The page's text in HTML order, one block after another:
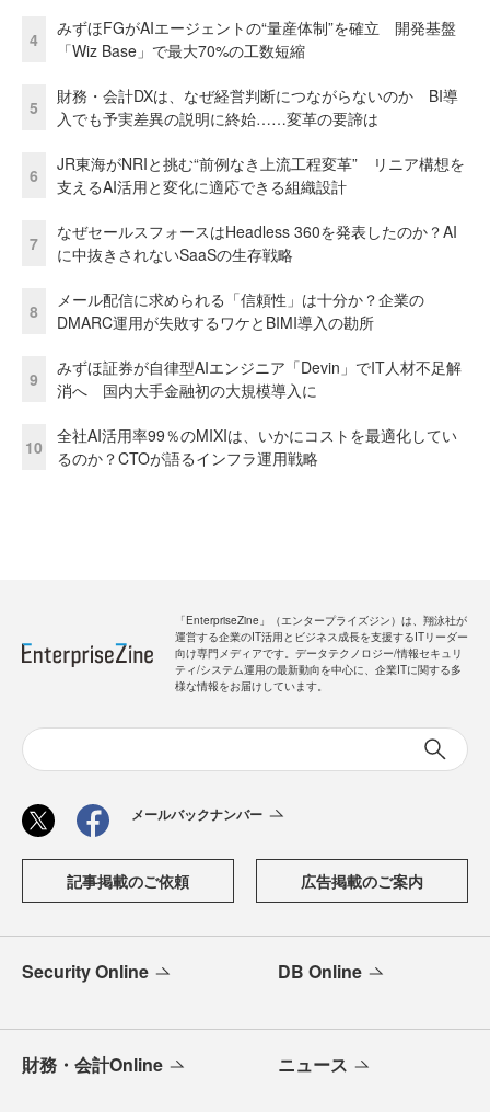
4
みずほFGがAIエージェントの“量産体制”を確立 開発基盤
「Wiz Base」で最大70%の工数短縮
5
財務・会計DXは、なぜ経営判断につながらないのか BI導
入でも予実差異の説明に終始……変革の要諦は
6
JR東海がNRIと挑む“前例なき上流工程変革” リニア構想を
支えるAI活用と変化に適応できる組織設計
7
なぜセールスフォースはHeadless 360を発表したのか？AI
に中抜きされないSaaSの生存戦略
8
メール配信に求められる「信頼性」は十分か？企業の
DMARC運用が失敗するワケとBIMI導入の勘所
9
みずほ証券が自律型AIエンジニア「Devin」でIT人材不足解
消へ 国内大手金融初の大規模導入に
10
全社AI活用率99％のMIXIは、いかにコストを最適化してい
るのか？CTOが語るインフラ運用戦略
「EnterpriseZine」（エンタープライズジン）は、翔泳社が
運営する企業のIT活用とビジネス成長を支援するITリーダー
向け専門メディアです。データテクノロジー/情報セキュリ
ティ/システム運用の最新動向を中心に、企業ITに関する多
様な情報をお届けしています。
メールバックナンバー
記事掲載のご依頼 広告掲載のご案内
Security Online DB Online
財務・会計Online ニュース